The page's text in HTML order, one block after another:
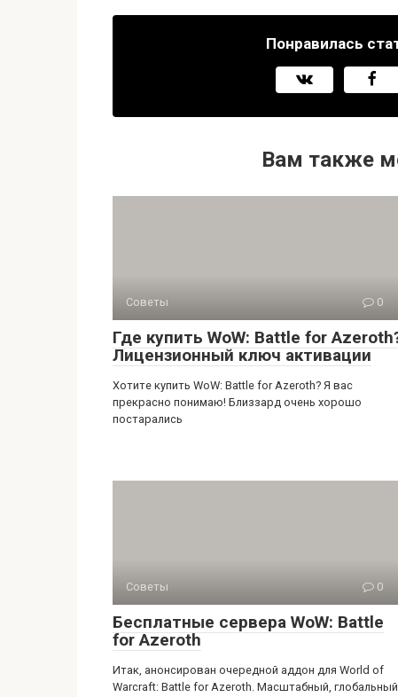
Понравилась
Вам также
Советы 0
Где купить WoW: Battle for
Лицензионный ключ активации
Хотите купить WoW: Battle for Azeroth? Я вас
прекрасно понимаю! Близзард очень хорошо
постарались
Советы 0
Бесплатные сервера WoW: Battle
for Azeroth
Итак, анонсирован очередной аддон для World of
Warcraft: Battle for Azeroth. Масштабный,